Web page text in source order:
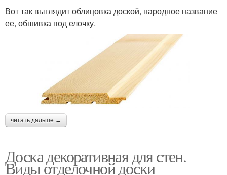
Вот так выглядит облицовка доской, народное название
ее, обшивка под елочку.
читать дальше →
Доска декоративная для стен.
Виды отделочной доски